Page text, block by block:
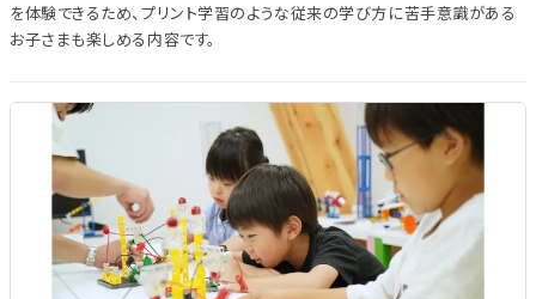
を体験できるため、プリント学習のような従来の学び方に苦手意識がある
お子さまも楽しめる内容です。